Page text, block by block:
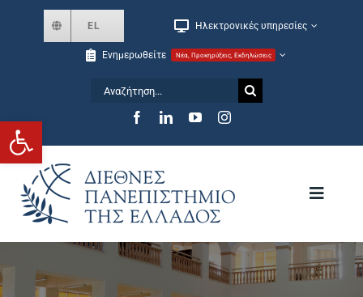
Ανοίξτε τη γραμμή εργαλείων
EL Ηλεκτρονικές υπηρεσίες
Ενημερωθείτε Νέα, Προκηρύξεις, Εκδηλώσεις
Αναζήτηση
Toggle